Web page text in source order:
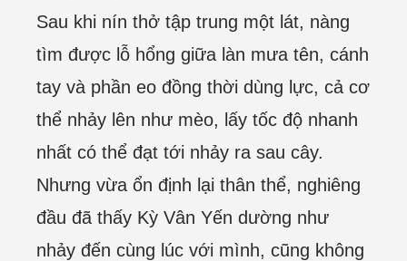
Sau khi nín thở tập trung một lát, nàng
tìm được lỗ hổng giữa làn mưa tên, cánh
tay và phần eo đồng thời dùng lực, cả cơ
thể nhảy lên như mèo, lấy tốc độ nhanh
nhất có thể đạt tới nhảy ra sau cây.
Nhưng vừa ổn định lại thân thể, nghiêng
đầu đã thấy Kỳ Vân Yến dường như
nhảy đến cùng lúc với mình, cũng không